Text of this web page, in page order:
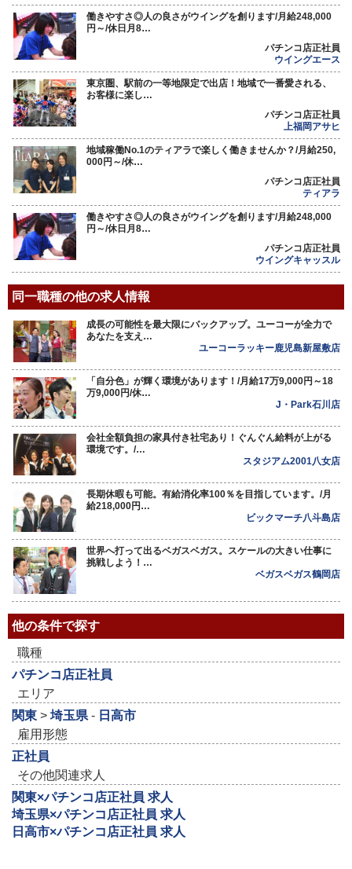
働きやすさ◎人の良さがウイングを創ります/月給248,000
円～/休日月8…
パチンコ店正社員
ウイングエース
東京圏、駅前の一等地限定で出店！地域で一番愛される、
お客様に楽し…
パチンコ店正社員
上福岡アサヒ
地域稼働No.1のティアラで楽しく働きませんか？/月給250,
000円～/休…
パチンコ店正社員
ティアラ
働きやすさ◎人の良さがウイングを創ります/月給248,000
円～/休日月8…
パチンコ店正社員
ウイングキャッスル
同一職種の他の求人情報
成長の可能性を最大限にバックアップ。ユーコーが全力で
あなたを支え…
ユーコーラッキー鹿児島新屋敷店
「自分色」が輝く環境があります！/月給17万9,000円～18
万9,000円/休…
J・Park石川店
会社全額負担の家具付き社宅あり！ぐんぐん給料が上がる
環境です。/…
スタジアム2001八女店
長期休暇も可能。有給消化率100％を目指しています。/月
給218,000円…
ビックマーチ八斗島店
世界へ打って出るベガスベガス。スケールの大きい仕事に
挑戦しよう！…
ベガスベガス鶴岡店
他の条件で探す
職種
パチンコ店正社員
エリア
関東 > 埼玉県- 日高市
雇用形態
正社員
その他関連求人
関東×パチンコ店正社員 求人
埼玉県×パチンコ店正社員 求人
日高市×パチンコ店正社員 求人